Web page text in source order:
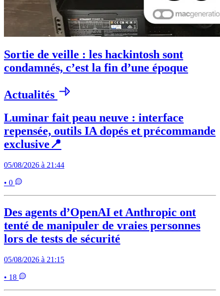
Sortie de veille : les hackintosh sont
condamnés, c’est la fin d’une époque
Actualités
Luminar fait peau neuve : interface
repensée, outils IA dopés et précommande
exclusive📍
05/08/2026 à 21:44
• 0
Des agents d’OpenAI et Anthropic ont
tenté de manipuler de vraies personnes
lors de tests de sécurité
05/08/2026 à 21:15
• 18